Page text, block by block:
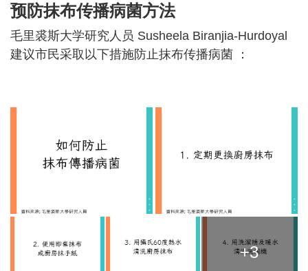
预防抹布传播病菌方法
毛里裘斯大学研究人员 Susheela Biranjia-Hurdoyal
建议市民采取以下措施防止抹布传播病菌 ：
+3